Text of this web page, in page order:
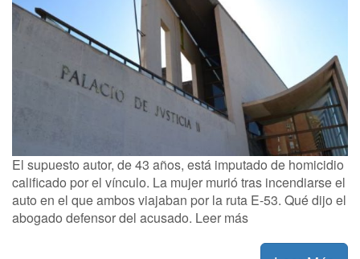
El supuesto autor, de 43 años, está imputado de homicidio
calificado por el vínculo. La mujer murió tras incendiarse el
auto en el que ambos viajaban por la ruta E-53. Qué dijo el
abogado defensor del acusado. Leer más